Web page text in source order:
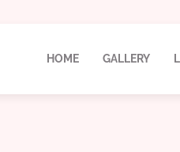
HOME GALLERY